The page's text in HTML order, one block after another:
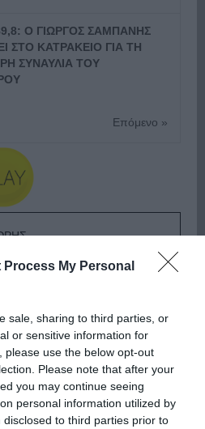
Process My Personal
sale, sharing to third parties, or
or sensitive information for
please use the below opt-out
Please note that after your
you may continue seeing
personal information utilized by
to third parties prior to
Ο ΓΙΩΡΓΟΣ ΣΑΜΠΑΝΗΣ
ΣΤΟ ΚΑΤΡΑΚΕΙΟ ΓΙΑ ΤΗ
ΣΥΝΑΥΛΙΑ ΤΟΥ
Επόμενο »